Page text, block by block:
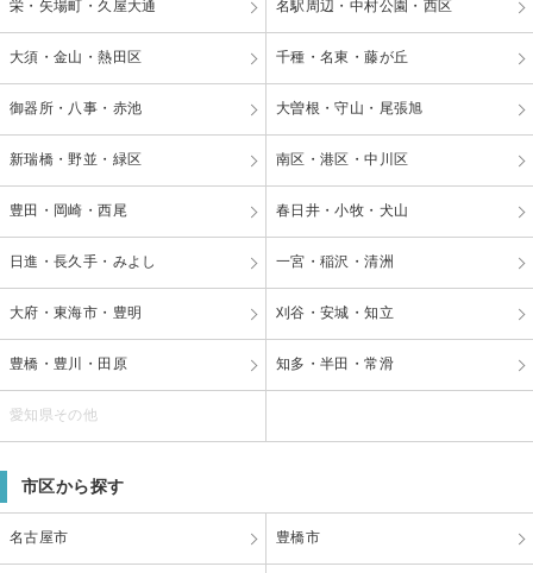
栄・矢場町・久屋大通 名駅周辺・中村公園・西区
大須・金山・熱田区 千種・名東・藤が丘
御器所・八事・赤池 大曽根・守山・尾張旭
新瑞橋・野並・緑区 南区・港区・中川区
豊田・岡崎・西尾 春日井・小牧・犬山
日進・長久手・みよし 一宮・稲沢・清洲
大府・東海市・豊明 刈谷・安城・知立
豊橋・豊川・田原 知多・半田・常滑
愛知県その他
市区から探す
名古屋市 豊橋市